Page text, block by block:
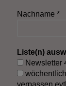
Nachname *
Liste(n)
Newsletter